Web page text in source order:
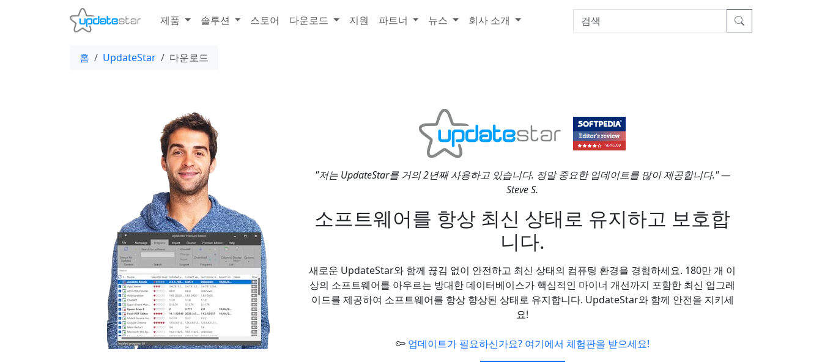
제품 솔루션 스토어 다운로드 지원 파트너 뉴스 회사 소개
홈 UpdateStar 다운로드
"저는 UpdateStar를 거의 2년째 사용하고 있습니다. 정말 중요한 업데이트를 많이 제공합니다." —
Steve S.
소프트웨어를 항상 최신 상태로 유지하고 보호합
니다.
새로운 UpdateStar와 함께 끊김 없이 안전하고 최신 상태의 컴퓨팅 환경을 경험하세요. 180만 개 이
상의 소프트웨어를 아우르는 방대한 데이터베이스가 핵심적인 마이너 개선까지 포함한 최신 업그레
이드를 제공하여 소프트웨어를 항상 향상된 상태로 유지합니다. UpdateStar와 함께 안전을 지키세
요!
업데이트가 필요하신가요? 여기에서 체험판을 받으세요!